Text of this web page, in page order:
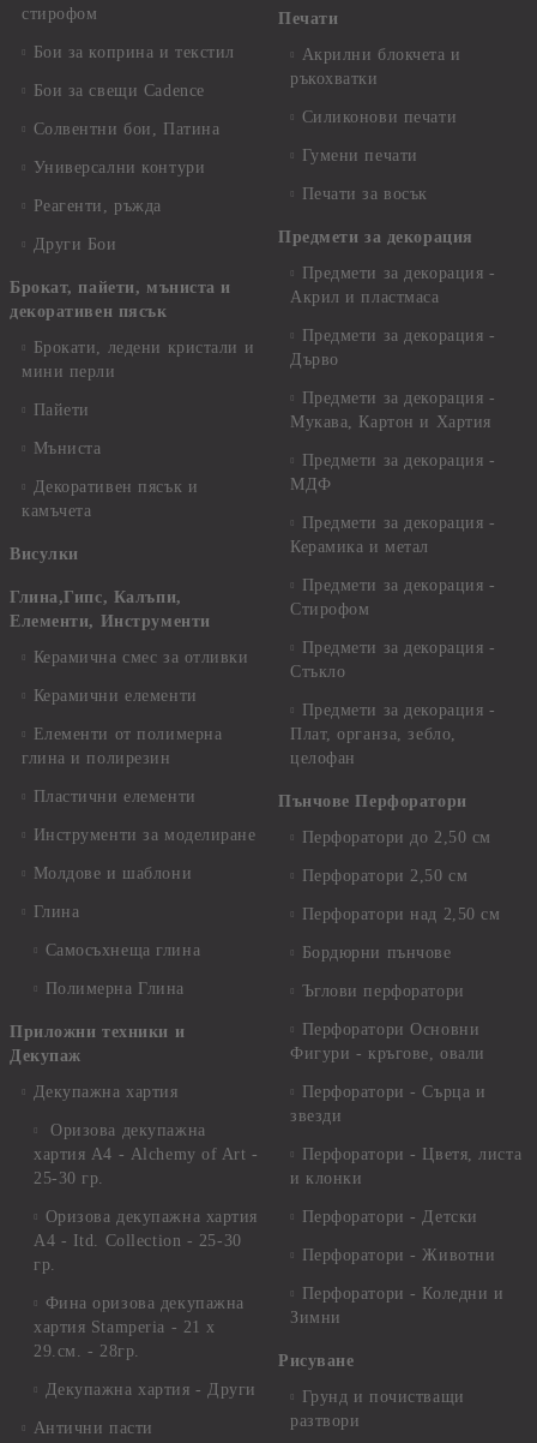
стирофом
Бои за коприна и текстил
Бои за свещи Cadence
Солвентни бои, Патина
Универсални контури
Реагенти, ръжда
Други Бои
Брокат, пайети, мъниста и
декоративен пясък
Брокати, ледени кристали и
мини перли
Пайети
Мъниста
Декоративен пясък и
камъчета
Висулки
Глина,Гипс, Калъпи,
Елементи, Инструменти
Керамична смес за отливки
Керамични елементи
Елементи от полимерна
глина и полирезин
Пластични елементи
Инструменти за моделиране
Молдове и шаблони
Глина
Самосъхнеща глина
Полимерна Глина
Приложни техники и
Декупаж
Декупажна хартия
Оризова декупажна
хартия А4 - Alchemy of Art -
25-30 гр.
Оризова декупажна хартия
А4 - Itd. Collection - 25-30
гр.
Фина оризова декупажна
хартия Stamperia - 21 х
29.см. - 28гр.
Декупажна хартия - Други
Антични пасти
Печати
Акрилни блокчета и
ръкохватки
Силиконови печати
Гумени печати
Печати за восък
Предмети за декорация
Предмети за декорация -
Акрил и пластмаса
Предмети за декорация -
Дърво
Предмети за декорация -
Мукава, Картон и Хартия
Предмети за декорация -
МДФ
Предмети за декорация -
Керамика и метал
Предмети за декорация -
Стирофом
Предмети за декорация -
Стъкло
Предмети за декорация -
Плат, органза, зебло,
целофан
Пънчове Перфоратори
Перфоратори до 2,50 см
Перфоратори 2,50 см
Перфоратори над 2,50 см
Бордюрни пънчове
Ъглови перфоратори
Перфоратори Основни
Фигури - кръгове, овали
Перфоратори - Сърца и
звезди
Перфоратори - Цветя, листа
и клонки
Перфоратори - Детски
Перфоратори - Животни
Перфоратори - Коледни и
Зимни
Рисуване
Грунд и почистващи
разтвори